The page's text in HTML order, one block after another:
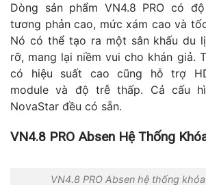
Dòng sản phẩm VN4.8 PRO có
tương phản cao, mức xám cao và
Nó có thể tạo ra một sân khấu du
rỡ, mang lại niềm vui cho khán giả.
có hiệu suất cao cũng hỗ trợ
module và độ trễ thấp. Cả cấu
NovaStar đều có sẵn.
VN4.8 PRO Absen Hệ Thống
VN4.8 PRO Absen hệ thống